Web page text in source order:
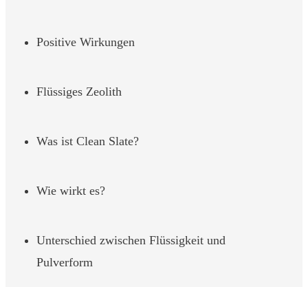
Positive Wirkungen
Flüssiges Zeolith
Was ist Clean Slate?
Wie wirkt es?
Unterschied zwischen Flüssigkeit und
Pulverform